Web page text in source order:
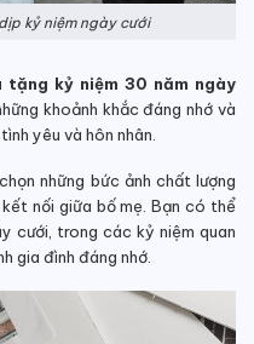
kỷ niệm ngày cưới
tặng kỷ niệm 30 năm ngày
khoảnh khắc đáng nhớ và
yêu và hôn nhân.
những bức ảnh chất lượng
nối giữa bố mẹ. Bạn có thể
cưới, trong các kỷ niệm quan
gia đình đáng nhớ.